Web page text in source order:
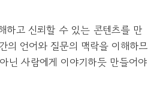
하고 신뢰할 수 있는 콘텐츠를 만
의 언어와 질문의 맥락을 이해하므
닌 사람에게 이야기하듯 만들어야